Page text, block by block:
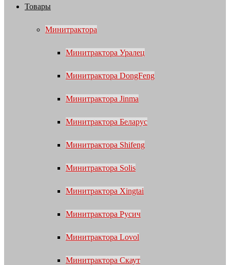
Товары
Минитрактора
Минитрактора Уралец
Минитрактора DongFeng
Минитрактора Jinma
Минитрактора Беларус
Минитрактора Shifeng
Минитрактора Solis
Минитрактора Xingtai
Минитрактора Русич
Минитрактора Lovol
Минитрактора Скаут